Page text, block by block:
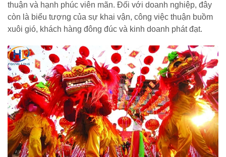
thuận và hạnh phúc viên mãn. Đối với doanh nghiệp, đây
còn là biểu tượng của sự khai vận, công việc thuận buồm
xuôi gió, khách hàng đông đúc và kinh doanh phát đạt.